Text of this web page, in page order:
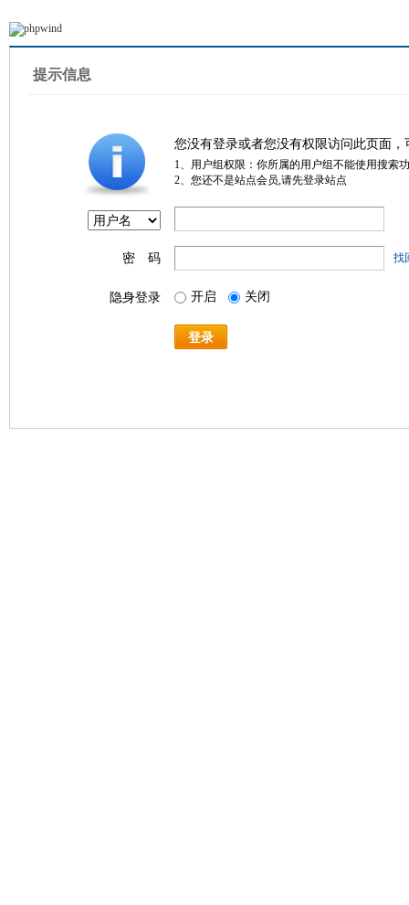
提示信息
您没有登录或者您没有权限访问此页面
1、用户组权限：你所属的用户组不能使用搜索
2、您还不是站点会员,请先登录站点
密 码 找
隐身登录 开启 关闭
登录